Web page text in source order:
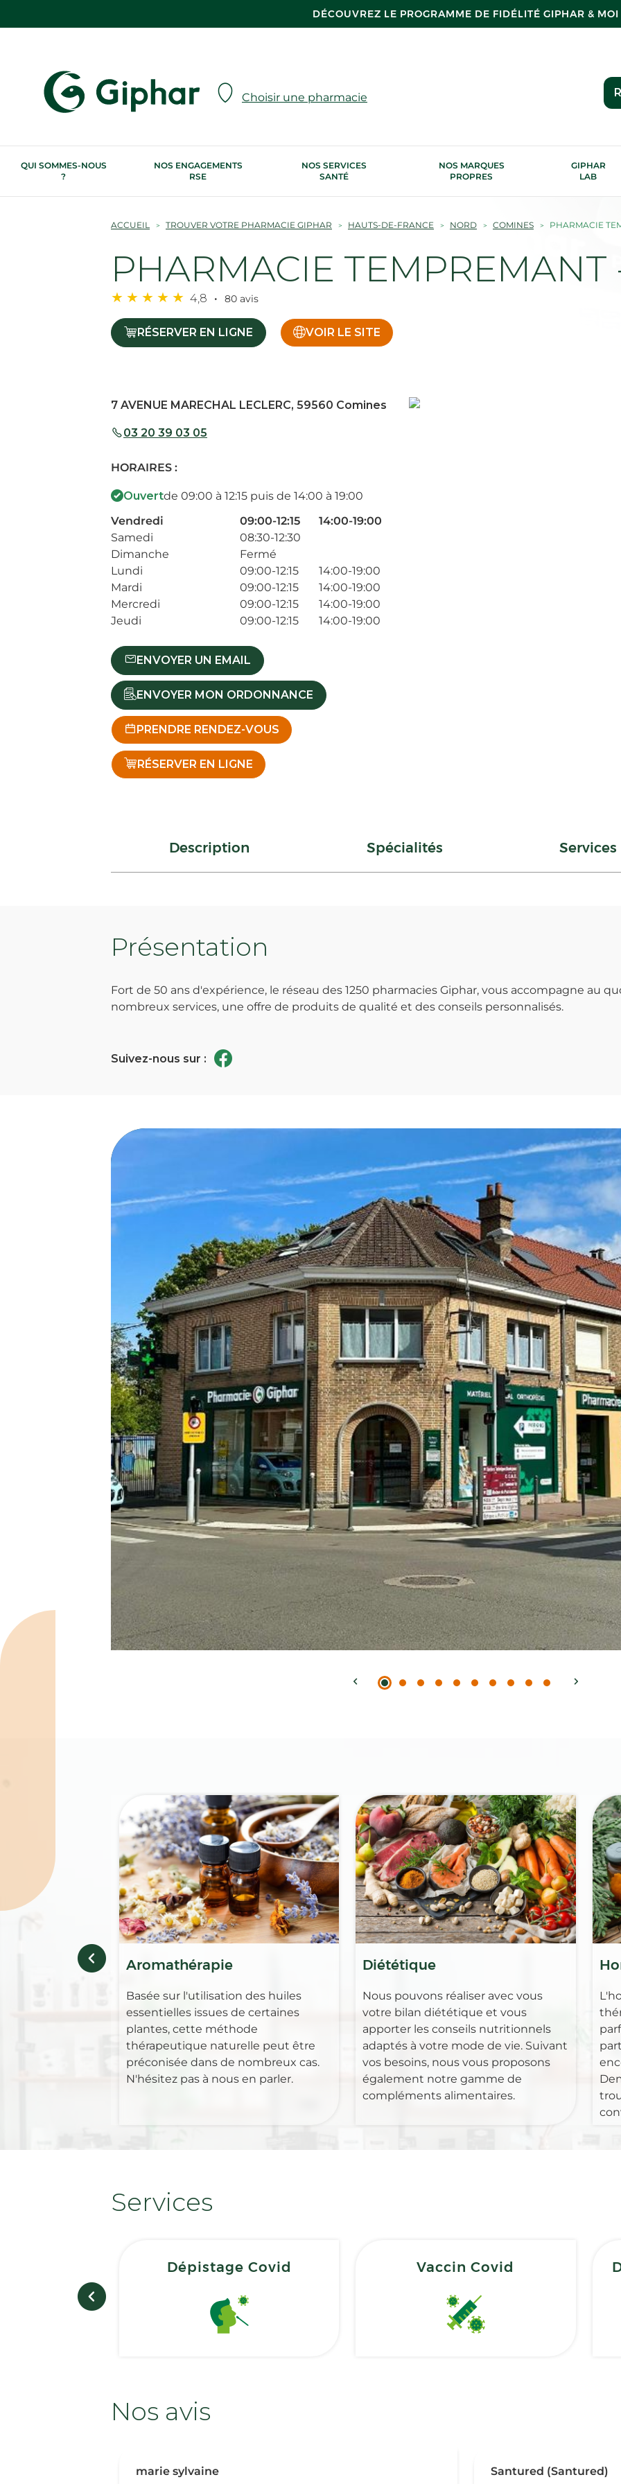
DÉCOUVREZ LE PROGRAMME DE FIDÉLITÉ GIPHAR & MOI
Choisir une pharmacie
QUI SOMMES-NOUS
?
NOS ENGAGEMENTS
RSE
NOS SERVICES
SANTÉ
NOS MARQUES
PROPRES
GIPHAR
LAB
ACCUEIL TROUVER VOTRE PHARMACIE GIPHAR HAUTS-DE-FRANCE NORD COMINES PHARMACIE
PHARMACIE
4,8 80 avis
RÉSERVER EN LIGNE VOIR LE SITE
7 AVENUE MARECHAL LECLERC, 59560 Comines
03 20 39 03 05
HORAIRES :
Ouvertde 09:00 à 12:15 puis de 14:00 à 19:00
Vendredi
09:00-12:15
14:00-19:00
Samedi
08:30-12:30
Dimanche
Fermé
Lundi
09:00-12:15
14:00-19:00
Mardi
09:00-12:15
14:00-19:00
Mercredi
09:00-12:15
14:00-19:00
Jeudi
09:00-12:15 14:00-19:00
ENVOYER UN EMAIL
ENVOYER MON ORDONNANCE
PRENDRE RENDEZ-VOUS
RÉSERVER EN LIGNE
Description Spécialités Services
Présentation
Fort de 50 ans d'expérience, le réseau des 1250 pharmacies Giphar, vous accompagne au
nombreux services, une offre de produits de qualité et des conseils personnalisés.
Suivez-nous sur :
Aromathérapie
Basée sur l'utilisation des huiles
essentielles issues de certaines
plantes, cette méthode
thérapeutique naturelle peut être
préconisée dans de nombreux cas.
N'hésitez pas à nous en parler.
Diététique
Nous pouvons réaliser avec vous
votre bilan diététique et vous
apporter les conseils nutritionnels
adaptés à votre mode de vie. Suivant
vos besoins, nous vous proposons
également notre gamme de
compléments alimentaires.
Services
Dépistage Covid Vaccin Covid
Nos avis
marie sylvaine Santured (Santured)